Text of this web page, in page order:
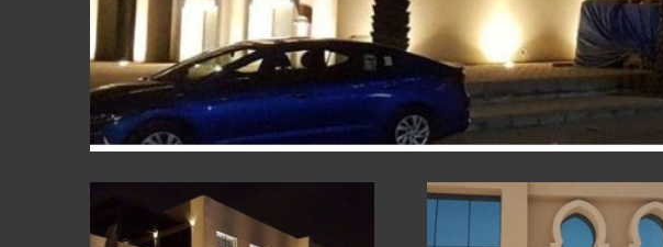
ԱՅԼ ԱՊՐԱՆՔՆԵՐ
ԿԱՀՈՒՅՔ